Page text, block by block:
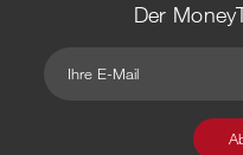
Der